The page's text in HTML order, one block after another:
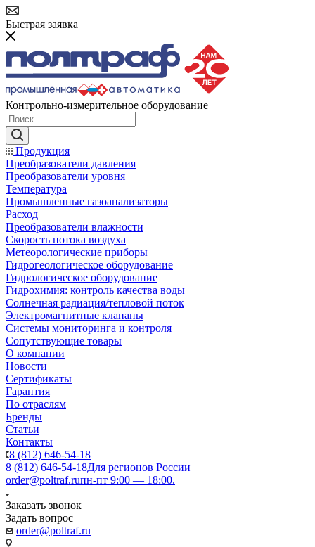
Быстрая заявка
Контрольно-измерительное оборудование
Продукция
Преобразователи давления
Преобразователи уровня
Температура
Промышленные газоанализаторы
Расход
Преобразователи влажности
Скорость потока воздуха
Метеорологические приборы
Гидрогеологическое оборудование
Гидрологическое оборудование
Гидрохимия: контроль качества воды
Солнечная радиация/тепловой поток
Электромагнитные клапаны
Системы мониторинга и контроля
Сопутствующие товары
О компании
Новости
Сертификаты
Гарантия
По отраслям
Бренды
Статьи
Контакты
8 (812) 646-54-18
8 (812) 646-54-18Для регионов России
order@poltraf.ruпн-пт 9:00 — 18:00.
Заказать звонок
Задать вопрос
order@poltraf.ru